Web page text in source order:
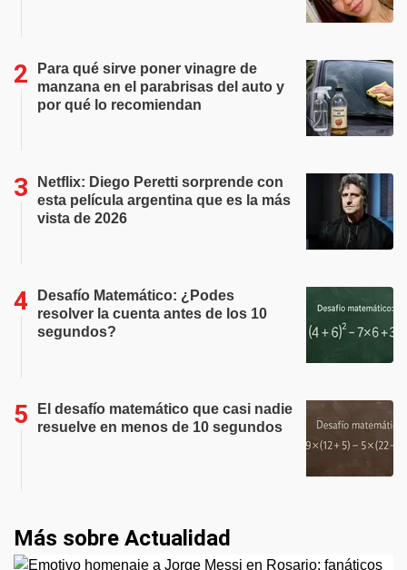
Para qué sirve poner vinagre de
manzana en el parabrisas del auto y
por qué lo recomiendan
Netflix: Diego Peretti sorprende con
esta película argentina que es la más
vista de 2026
Desafío Matemático: ¿Podes
resolver la cuenta antes de los 10
segundos?
El desafío matemático que casi nadie
resuelve en menos de 10 segundos
Más sobre Actualidad